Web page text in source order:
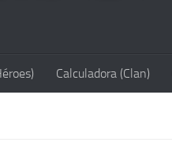
Calculadora (Clan)